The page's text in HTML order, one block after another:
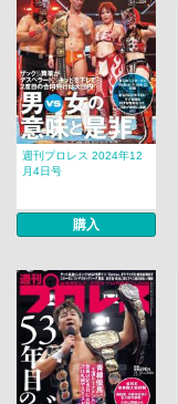
週刊プロレス 2024年12
月4日号
購入